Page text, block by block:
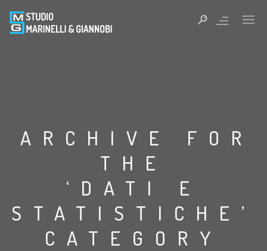
ARCHIVE FOR
THE
‘DATI E
STATISTICHE’
CATEGORY